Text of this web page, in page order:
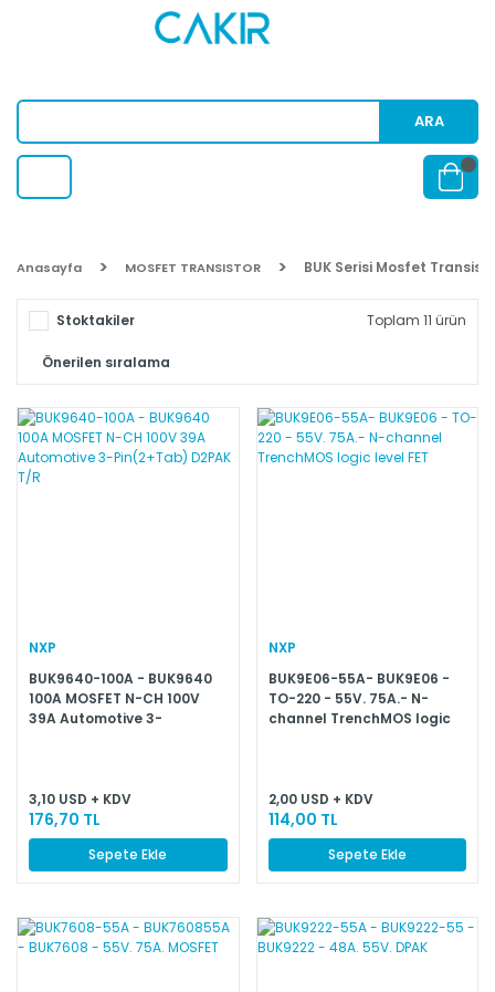
ARA
Anasayfa MOSFET TRANSISTOR BUK Serisi Mosfet
Stoktakiler Toplam 11 ürün
NXP
BUK9640-100A - BUK9640
100A MOSFET N-CH 100V
39A Automotive 3-
3,10 USD + KDV
176,70 TL
Sepete Ekle
NXP
BUK9E06-55A- BUK9E06 -
TO-220 - 55V. 75A.- N-
channel TrenchMOS logic
2,00 USD + KDV
114,00 TL
Sepete Ekle